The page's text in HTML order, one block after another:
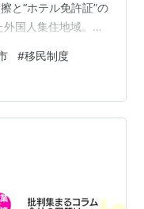
と“ホテル免許証”の
国人集住地域。と
「路上駐車」「行
います。これに対
など、問題は政治レ
、波紋を広げてい
、日本に住民票を
#移民制度